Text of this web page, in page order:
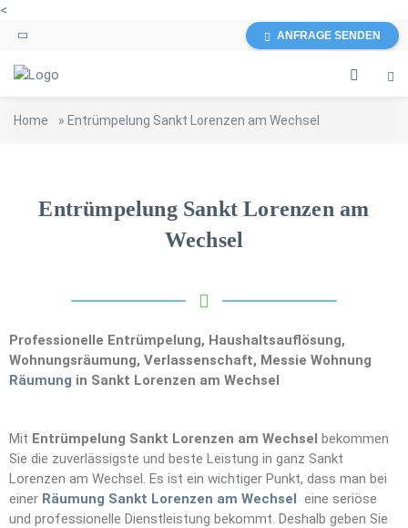
<
ANFRAGE SENDEN
Home » Entrümpelung Sankt Lorenzen am Wechsel
Entrümpelung Sankt Lorenzen am
Wechsel
Professionelle Entrümpelung, Haushaltsauflösung,
Wohnungsräumung, Verlassenschaft, Messie Wohnung
Räumung in Sankt Lorenzen am Wechsel
Mit Entrümpelung Sankt Lorenzen am Wechsel bekommen
Sie die zuverlässigste und beste Leistung in ganz Sankt
Lorenzen am Wechsel. Es ist ein wichtiger Punkt, dass man bei
einer Räumung Sankt Lorenzen am Wechsel eine seriöse
und professionelle Dienstleistung bekommt. Deshalb geben Sie